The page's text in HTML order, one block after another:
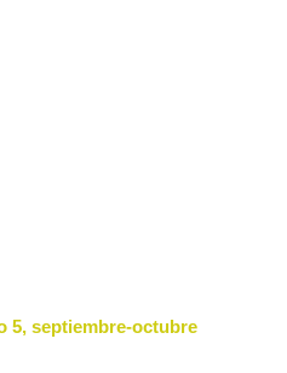
5, septiembre-octubre